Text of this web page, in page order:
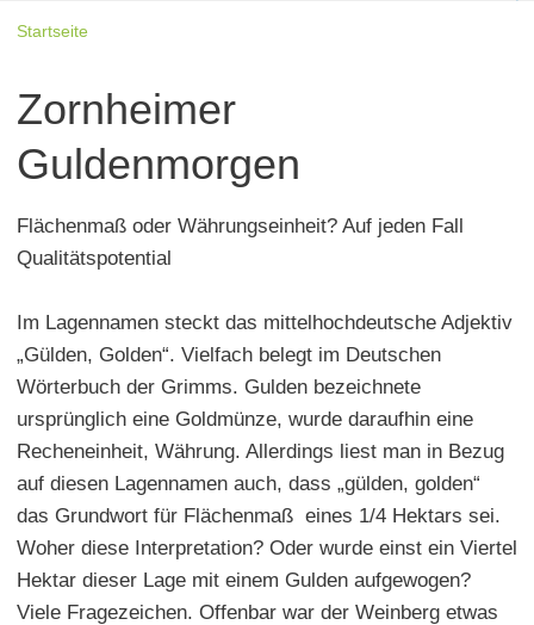
Startseite
Zornheimer
Guldenmorgen
Flächenmaß oder Währungseinheit? Auf jeden Fall
Qualitätspotential
Im Lagennamen steckt das mittelhochdeutsche Adjektiv
„Gülden, Golden“. Vielfach belegt im Deutschen
Wörterbuch der Grimms. Gulden bezeichnete
ursprünglich eine Goldmünze, wurde daraufhin eine
Recheneinheit, Währung. Allerdings liest man in Bezug
auf diesen Lagennamen auch, dass „gülden, golden“
das Grundwort für Flächenmaß eines 1/4 Hektars sei.
Woher diese Interpretation? Oder wurde einst ein Viertel
Hektar dieser Lage mit einem Gulden aufgewogen?
Viele Fragezeichen. Offenbar war der Weinberg etwas